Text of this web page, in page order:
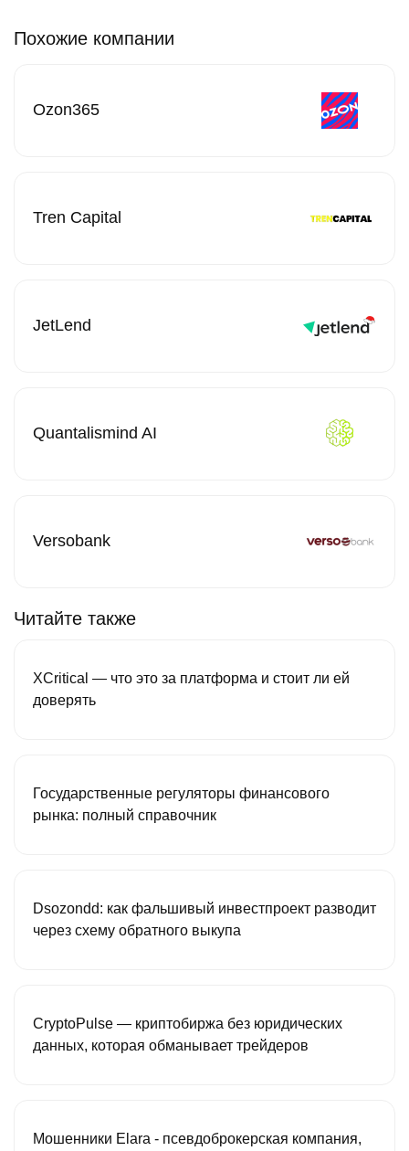
Похожие компании
Ozon365
Tren Capital
JetLend
Quantalismind AI
Versobank
Читайте также
XCritical — что это за платформа и стоит ли ей
доверять
Государственные регуляторы финансового
рынка: полный справочник
Dsozondd: как фальшивый инвестпроект разводит
через схему обратного выкупа
CryptoPulse — криптобиржа без юридических
данных, которая обманывает трейдеров
Мошенники Elara - псевдоброкерская компания,